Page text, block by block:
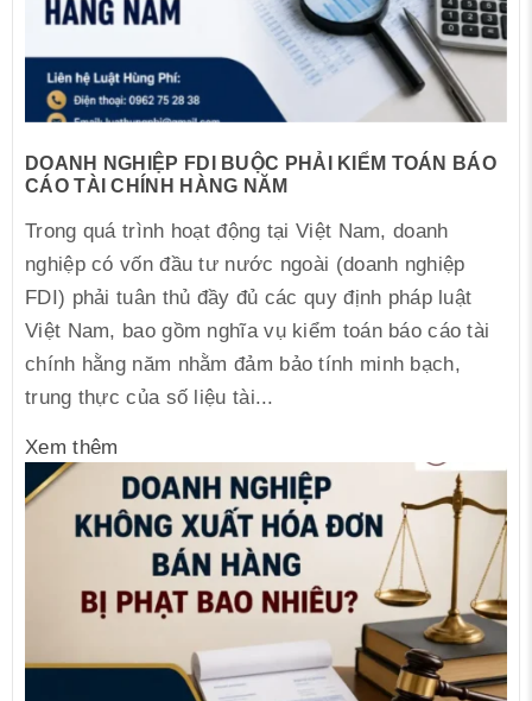
DOANH NGHIỆP FDI BUỘC PHẢI KIỂM TOÁN BÁO
CÁO TÀI CHÍNH HÀNG NĂM
Trong quá trình hoạt động tại Việt Nam, doanh
nghiệp có vốn đầu tư nước ngoài (doanh nghiệp
FDI) phải tuân thủ đầy đủ các quy định pháp luật
Việt Nam, bao gồm nghĩa vụ kiểm toán báo cáo tài
chính hằng năm nhằm đảm bảo tính minh bạch,
trung thực của số liệu tài...
Xem thêm